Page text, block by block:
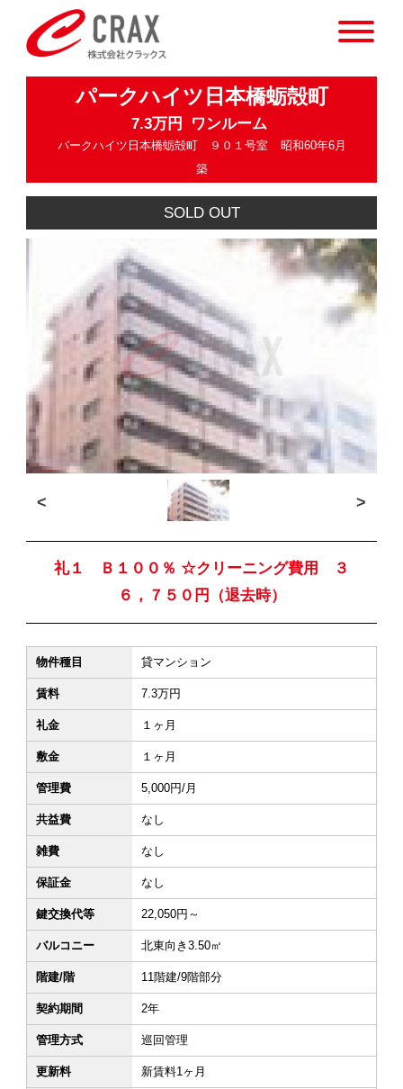
パークハイツ日本橋蛎殻町
7.3万円 ワンルーム
パークハイツ日本橋蛎殻町 ９０１号室
昭和60年6月
築
SOLD OUT
< >
礼１ Ｂ１００％ ☆クリーニング費用 ３
６，７５０円（退去時）
物件種目 貸マンション
賃料 7.3万円
礼金 １ヶ月
敷金 １ヶ月
管理費 5,000円/月
共益費 なし
雑費 なし
保証金 なし
鍵交換代等 22,050円～
バルコニー 北東向き3.50㎡
階建/階 11階建/9階部分
契約期間 2年
管理方式 巡回管理
更新料 新賃料1ヶ月